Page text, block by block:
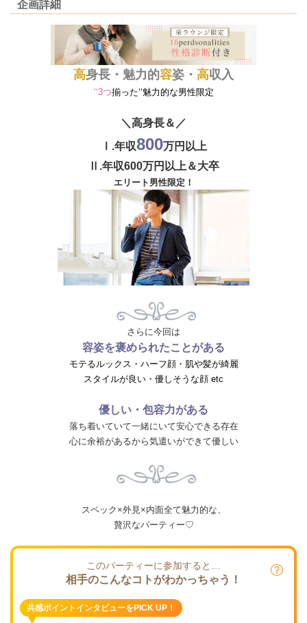
企画詳細
高身長・魅力的容姿・ 高収入
‘‘3つ揃った‘‘魅力的な男性限定
＼高身長＆／
Ⅰ.年収800万円以上
Ⅱ.年収600万円以上＆大卒
エリート男性限定！
さらに今回は
容姿を褒められたことがある
モテるルックス・ハーフ顔・肌や髪が綺麗
スタイルが良い・優しそうな顔 etc
優しい・包容力がある
落ち着いていて一緒にいて安心できる存在
心に余裕があるから気遣いができて優しい
スペック×外見×内面全て魅力的な、
贅沢なパーティー♡
このパーティーに参加すると…
相手のこんなコトがわかっちゃう！
共感ポイントインタビューをPICK UP！